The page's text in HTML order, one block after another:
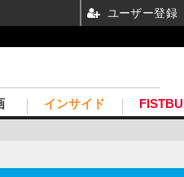
インサイド
ユーザー登録